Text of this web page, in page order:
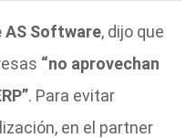
AS Software, dijo que
“no aprovechan
. Para evitar
en el partner